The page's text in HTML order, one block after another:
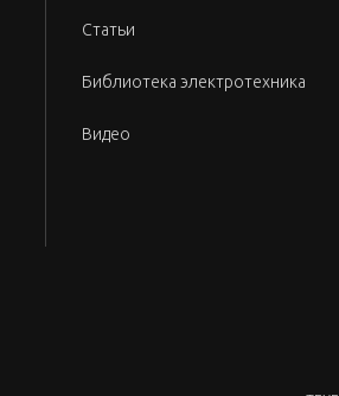
Статьи
Библиотека электротехника
Видео